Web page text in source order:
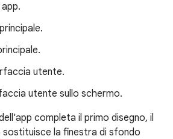
utente.
utente sullo schermo.
completa il primo disegno, il
la finestra di sfondo